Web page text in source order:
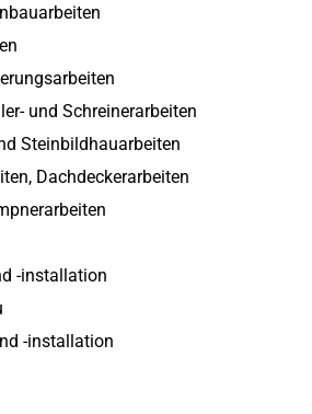
und Schreinerarbeiten
Steinbildhauarbeiten
Dachdeckerarbeiten
-installation
-installation